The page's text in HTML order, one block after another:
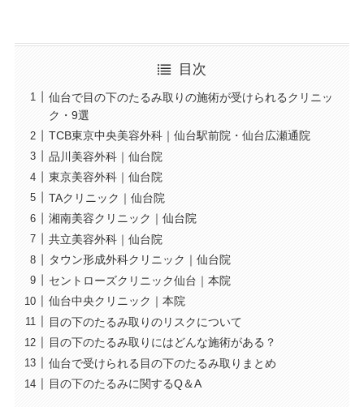
目次
仙台で目の下のたるみ取りの施術が受けられるクリニッ
ク・9選
TCB東京中央美容外科｜仙台駅前院・仙台広瀬通院
品川美容外科｜仙台院
東京美容外科｜仙台院
TAクリニック｜仙台院
湘南美容クリニック｜仙台院
共立美容外科｜仙台院
タウン形成外科クリニック｜仙台院
セントローズクリニック仙台｜本院
仙台中央クリニック｜本院
目の下のたるみ取りのリスクについて
目の下のたるみ取りにはどんな施術がある？
仙台で受けられる目の下のたるみ取りまとめ
目の下のたるみに関するQ＆A